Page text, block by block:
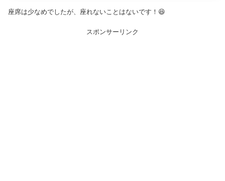
座席は少なめでしたが、座れないことはないです！😆
スポンサーリンク